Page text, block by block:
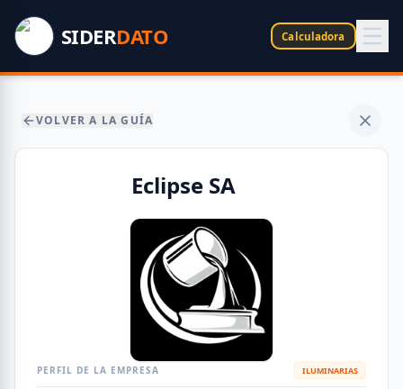
SIDERDATO Calculadora
VOLVER A LA GUÍA
Eclipse SA
PERFIL DE LA EMPRESA ILUMINARIAS